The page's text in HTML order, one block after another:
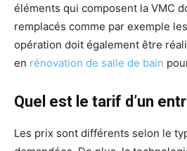
éléments qui composent la VMC
remplacés comme par exemple
opération doit également être
en rénovation de salle de bain
Quel est le tarif d’un
Les prix sont différents selon le